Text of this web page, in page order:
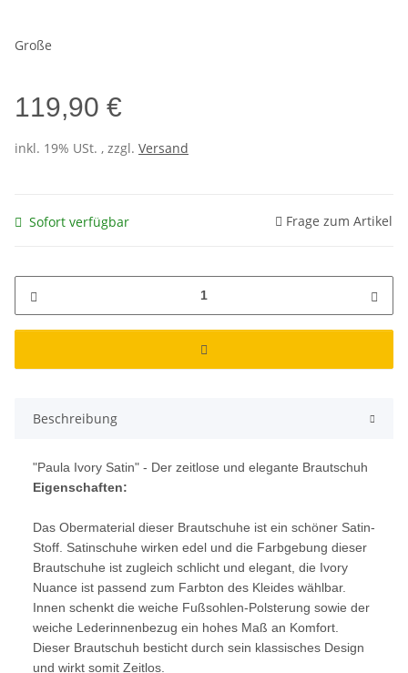
Große
119,90 €
inkl. 19% USt. , zzgl. Versand
Sofort verfügbar Frage zum Artikel
Beschreibung
"Paula Ivory Satin" - Der zeitlose und elegante Brautschuh
Eigenschaften:
Das Obermaterial dieser Brautschuhe ist ein schöner Satin-
Stoff. Satinschuhe wirken edel und die Farbgebung dieser
Brautschuhe ist zugleich schlicht und elegant, die Ivory
Nuance ist passend zum Farbton des Kleides wählbar.
Innen schenkt die weiche Fußsohlen-Polsterung sowie der
weiche Lederinnenbezug ein hohes Maß an Komfort.
Dieser Brautschuh besticht durch sein klassisches Design
und wirkt somit Zeitlos.